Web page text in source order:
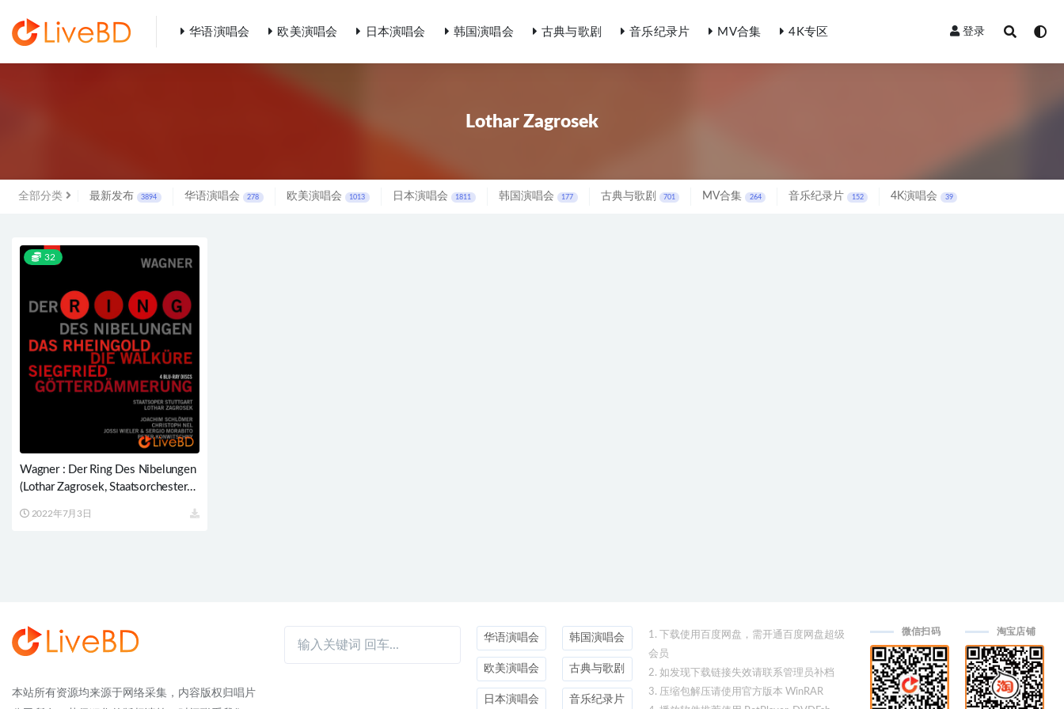
华语演唱会 欧美演唱会 日本演唱会 韩国演唱会 古典与歌剧 音乐纪录片 MV合集 4K专区 登录
Lothar Zagrosek
全部分类 最新发布 3894 华语演唱会 278 欧美演唱会 1013 日本演唱会 1811 韩国演唱会 177 古典与歌剧 701 MV合集 264 音乐纪录片 152 4K演唱会 39
32
Wagner : Der Ring Des Nibelungen
(Lothar Zagrosek, Staatsorchester
盘 151.2G
2022年7月3日
本站所有资源均来源于网络采集，内容版权归唱片
华语演唱会
欧美演唱会
日本演唱会
韩国演唱会
古典与歌剧
音乐纪录片
1. 下载使用百度网盘，需开通百度网盘超级
会员
2. 如发现下载链接失效请联系管理员补档
3. 压缩包解压请使用官方版本 WinRAR
微信扫码 淘宝店铺